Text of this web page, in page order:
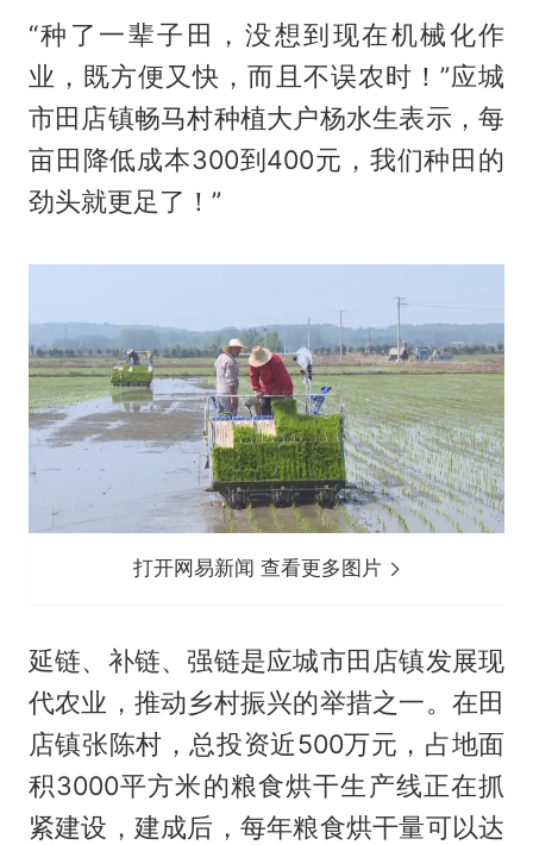
“种了一辈子田，没想到现在机械化作
业，既方便又快，而且不误农时！”应城
市田店镇畅马村种植大户杨水生表示，每
亩田降低成本300到400元，我们种田的
劲头就更足了！”
打开网易新闻 查看更多图片
延链、补链、强链是应城市田店镇发展现
代农业，推动乡村振兴的举措之一。在田
店镇张陈村，总投资近500万元，占地面
积3000平方米的粮食烘干生产线正在抓
紧建设，建成后，每年粮食烘干量可以达